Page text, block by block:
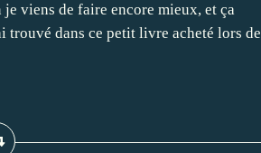
viens de faire encore mieux, et ça
trouvé dans ce petit livre acheté lors de